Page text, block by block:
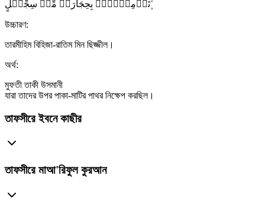
تَرۡمِیۡہِمۡ بِحِجَارَۃٍ مِّنۡ سِجِّیۡلٍ ۪ۙ
উচ্চারণ:
তারমীহিম বিহিজা-রাতিম মিন ছিজ্জীল।
অর্থ:
মুফতী তাকী উসমানী
যারা তাদের উপর পাকা-মাটির পাথর নিক্ষেপ করছিল।
তাফসীরে ইবনে কাছীর
তাফসীরে মাআ'রিফুল কুরআন